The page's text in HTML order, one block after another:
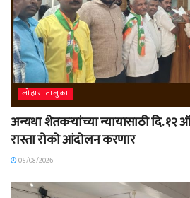
लोहारा तालुका
अन्यथा शेतकऱ्यांच्या न्यायासाठी दि. १२
रास्ता रोको आंदोलन करणार
05/08/2026